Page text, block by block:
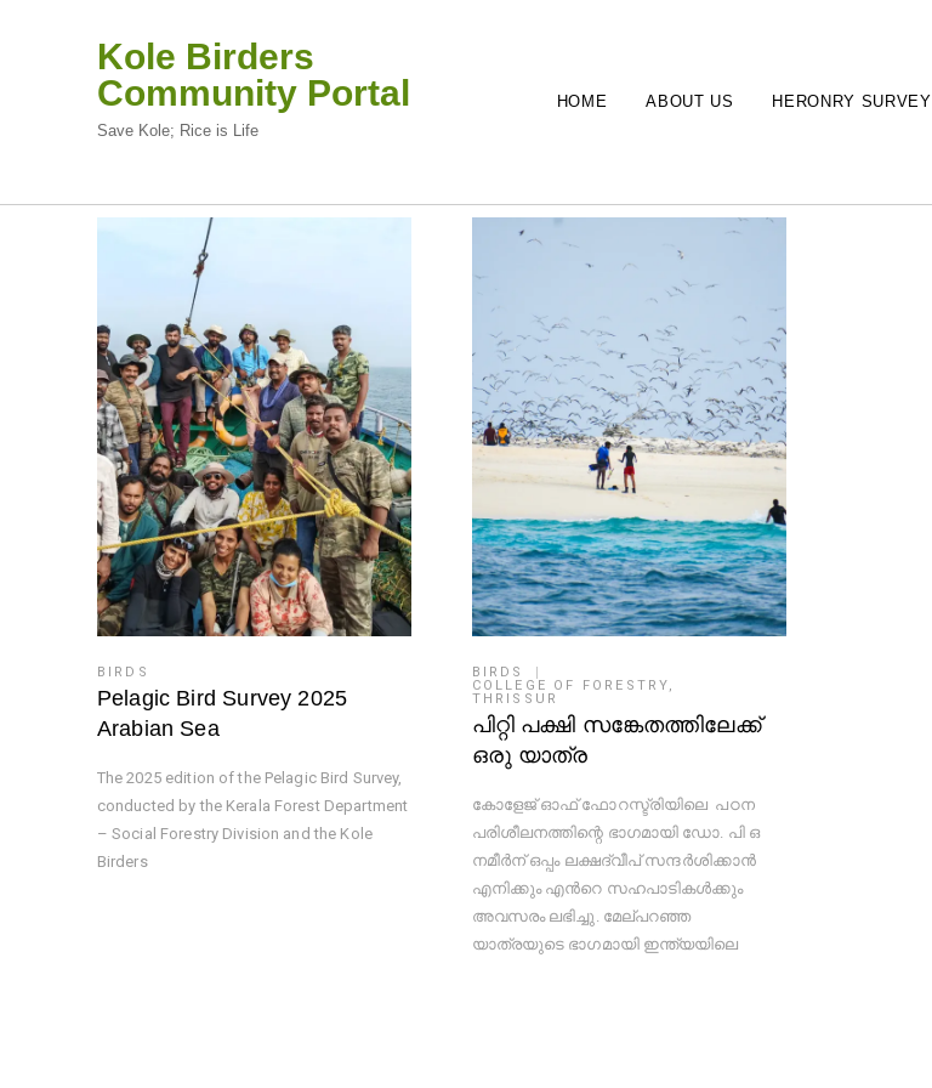
Kole Birders
Community Portal
Save Kole; Rice is Life
HOME ABOUT US HERONRY SURVEY
BIRDS
Pelagic Bird Survey 2025
Arabian Sea
The 2025 edition of the Pelagic Bird Survey,
conducted by the Kerala Forest Department
– Social Forestry Division and the Kole
Birders
BIRDS
COLLEGE OF FORESTRY,
THRISSUR
പിറ്റി പക്ഷി സങ്കേതത്തിലേക്ക്
ഒരു യാത്ര
കോളേജ് ഓഫ് ഫോറസ്ട്രിയിലെ പഠന
പരിശീലനത്തിന്റെ ഭാഗമായി ഡോ. പി ഒ
നമീർന് ഒപ്പം ലക്ഷദ്വീപ് സന്ദർശിക്കാൻ
എനിക്കും എന്‍റെ സഹപാടികള്‍ക്കും
അവസരം ലഭിച്ചു. മേല്പറഞ്ഞ
യാത്രയുടെ ഭാഗമായി ഇന്ത്യയിലെ